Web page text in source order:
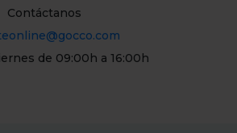
Contáctanos
de 09:00h a 16:00h